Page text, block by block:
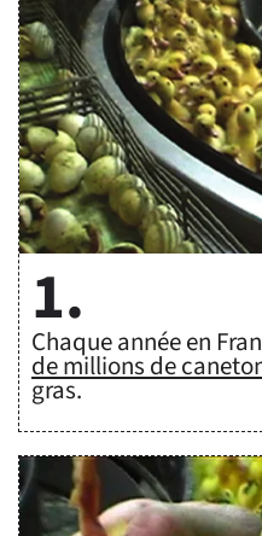
1.
Chaque année en
de millions de
gras.